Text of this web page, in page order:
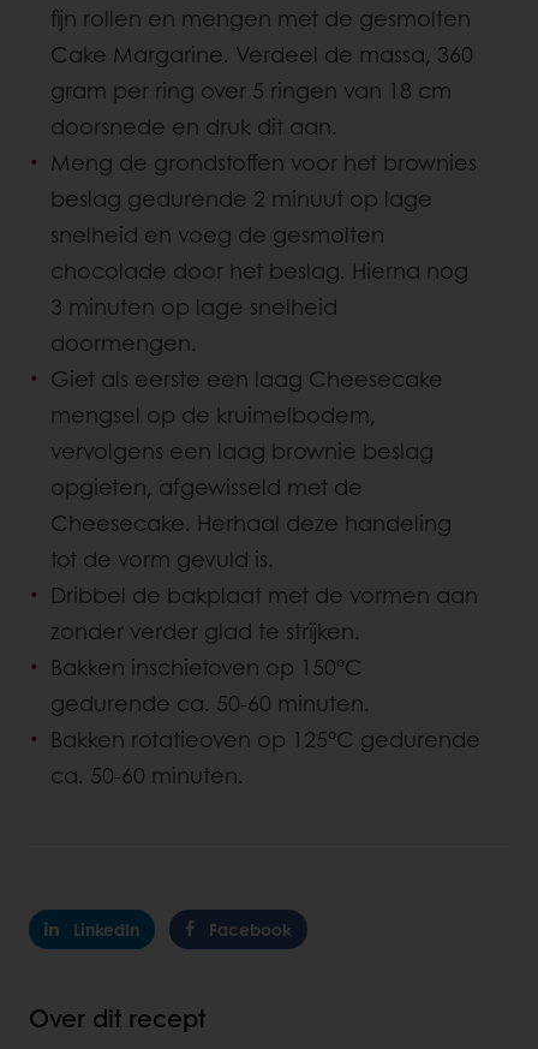
fijn rollen en mengen met de gesmolten
Cake Margarine. Verdeel de massa, 360
gram per ring over 5 ringen van 18 cm
doorsnede en druk dit aan.
Meng de grondstoffen voor het brownies
beslag gedurende 2 minuut op lage
snelheid en voeg de gesmolten
chocolade door het beslag. Hierna nog
3 minuten op lage snelheid
doormengen.
Giet als eerste een laag Cheesecake
mengsel op de kruimelbodem,
vervolgens een laag brownie beslag
opgieten, afgewisseld met de
Cheesecake. Herhaal deze handeling
tot de vorm gevuld is.
Dribbel de bakplaat met de vormen aan
zonder verder glad te strijken.
Bakken inschietoven op 150°C
gedurende ca. 50-60 minuten.
Bakken rotatieoven op 125°C gedurende
ca. 50-60 minuten.
LinkedIn Facebook
Over dit recept